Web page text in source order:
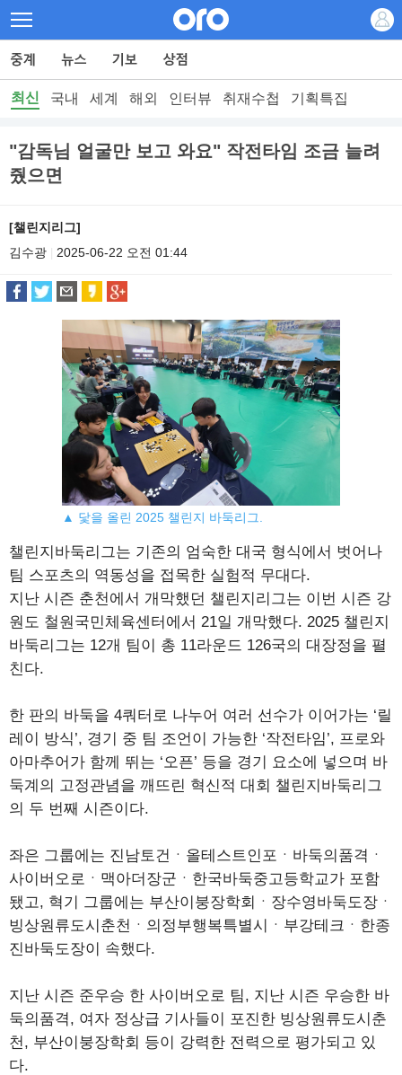
최신 국내 세계 해외 인터뷰 취재수첩 기획특집
"감독님 얼굴만 보고 와요" 작전타임 조금 늘려
줬으면
[챌린지리그]
김수광
2025-06-22 오전 01:44
▲ 닻을 올린 2025 챌린지 바둑리그.
챌린지바둑리그는 기존의 엄숙한 대국 형식에서 벗어나
팀 스포츠의 역동성을 접목한 실험적 무대다.
지난 시즌 춘천에서 개막했던 챌린지리그는 이번 시즌 강
원도 철원국민체육센터에서 21일 개막했다. 2025 챌린지
바둑리그는 12개 팀이 총 11라운드 126국의 대장정을 펼
친다.
한 판의 바둑을 4쿼터로 나누어 여러 선수가 이어가는 ‘릴
레이 방식’, 경기 중 팀 조언이 가능한 ‘작전타임’, 프로와
아마추어가 함께 뛰는 ‘오픈’ 등을 경기 요소에 넣으며 바
둑계의 고정관념을 깨뜨린 혁신적 대회 챌린지바둑리그
의 두 번째 시즌이다.
좌은 그룹에는 진남토건ㆍ올테스트인포ㆍ바둑의품격ㆍ
사이버오로ㆍ맥아더장군ㆍ한국바둑중고등학교가 포함
됐고, 혁기 그룹에는 부산이붕장학회ㆍ장수영바둑도장ㆍ
빙상원류도시춘천ㆍ의정부행복특별시ㆍ부강테크ㆍ한종
진바둑도장이 속했다.
지난 시즌 준우승 한 사이버오로 팀, 지난 시즌 우승한 바
둑의품격, 여자 정상급 기사들이 포진한 빙상원류도시춘
천, 부산이붕장학회 등이 강력한 전력으로 평가되고 있
다.